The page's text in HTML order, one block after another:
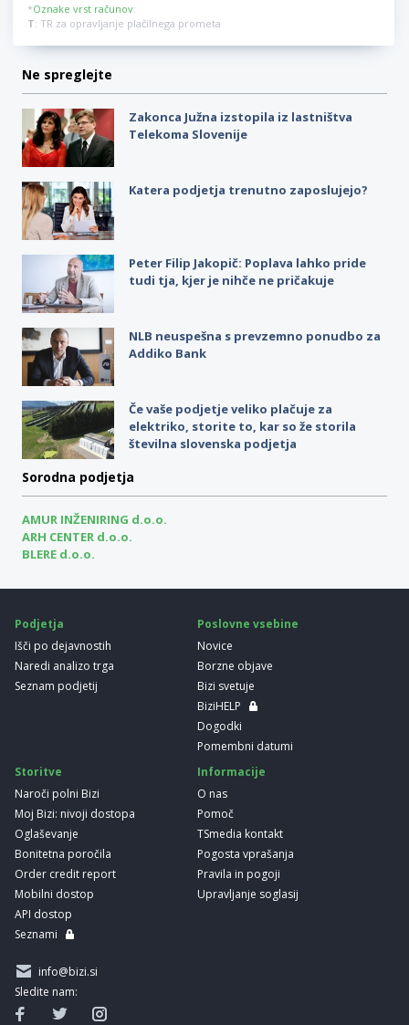
*Oznake vrst računov:
T: TR za opravljanje plačilnega prometa
Ne spreglejte
Zakonca Južna izstopila iz lastništva
Telekoma Slovenije
Katera podjetja trenutno zaposlujejo?
Peter Filip Jakopič: Poplava lahko pride
tudi tja, kjer je nihče ne pričakuje
NLB neuspešna s prevzemno ponudbo za
Addiko Bank
Če vaše podjetje veliko plačuje za
elektriko, storite to, kar so že storila
številna slovenska podjetja
Sorodna podjetja
AMUR INŽENIRING d.o.o.
ARH CENTER d.o.o.
BLERE d.o.o.
Podjetja
Išči po dejavnostih
Naredi analizo trga
Seznam podjetij
Poslovne vsebine
Novice
Borzne objave
Bizi svetuje
BiziHELP
Dogodki
Pomembni datumi
Storitve
Naroči polni Bizi
Moj Bizi: nivoji dostopa
Oglaševanje
Bonitetna poročila
Order credit report
Mobilni dostop
API dostop
Seznami
Informacije
O nas
Pomoč
TSmedia kontakt
Pogosta vprašanja
Pravila in pogoji
Upravljanje soglasij
info@bizi.si
Sledite nam: